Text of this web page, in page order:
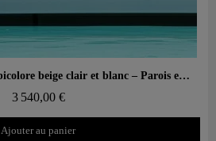
Aperçu rapide Fauteuil design MW07 bicolore beige clair et blanc – Parois en PMMA coulé, assise en mousse alvéolaire
3 540,00 €
Ajouter au panier